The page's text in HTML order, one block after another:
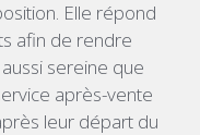
Elle répond
afin de rendre
sereine que
après-vente
leur départ du